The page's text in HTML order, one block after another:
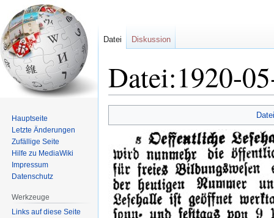
Datei:1920-
Navigation
springen
Suche
springen
Datei Diskussion
Hauptseite
Letzte Änderungen
Zufällige Seite
Hilfe zu MediaWiki
Impressum
Datenschutz
Werkzeuge
Links auf diese Seite